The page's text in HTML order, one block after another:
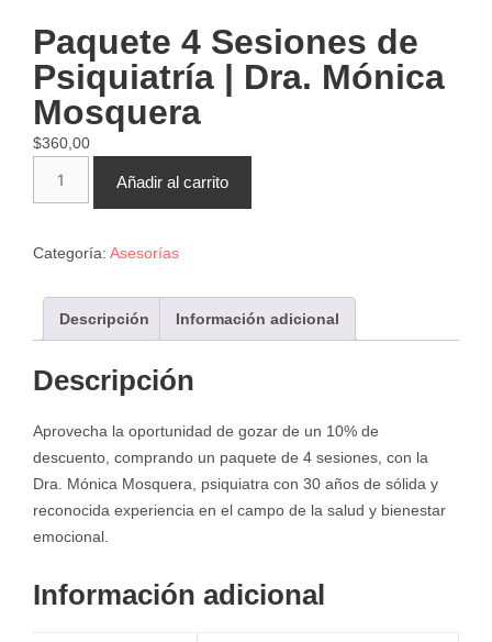
Paquete 4 Sesiones de
Psiquiatría | Dra. Mónica
Mosquera
$360,00
Añadir al carrito
Categoría: Asesorías
Descripción Información adicional
Descripción
Aprovecha la oportunidad de gozar de un 10% de
descuento, comprando un paquete de 4 sesiones, con la
Dra. Mónica Mosquera, psiquiatra con 30 años de sólida y
reconocida experiencia en el campo de la salud y bienestar
emocional.
Información adicional